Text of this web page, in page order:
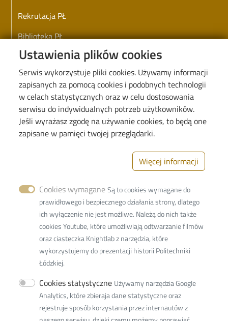
Ustawienia plików cookies
Serwis wykorzystuje pliki cookies. Używamy informacji
zapisanych za pomocą cookies i podobnych technologii
w celach statystycznych oraz w celu dostosowania
serwisu do indywidualnych potrzeb użytkowników.
Jeśli wyrażasz zgodę na używanie cookies, to będą one
zapisane w pamięci twojej przeglądarki.
Więcej informacji
Cookies wymagane Są to cookies wymagane do
prawidłowego i bezpiecznego działania strony, dlatego
ich wyłączenie nie jest możliwe. Należą do nich także
cookies Youtube, które umożliwiają odtwarzanie filmów
oraz ciasteczka Knightlab z narzędzia, które
wykorzystujemy do prezentacji historii Politechniki
Łódzkiej.
Cookies statystyczne Używamy narzędzia Google
Analytics, które zbieraja dane statystyczne oraz
rejestruje sposób korzystania przez internautów z
Image
Politechnika Łódzka
Wydział Fizyki Technicznej, Informatyki
i Matematyki Stosowanej
ul. Wólczańska 215
93-005 Łódź
tel: 042 631 36 00
mail: w-7@adm.p.lodz.pl
NIP:727 002 18 95
Adres ePUAP: /PolitLodz/W7
Rekrutacja PŁ
Biblioteka PŁ
Koronawirus - informacje i zarządzenia PŁ
Deklaracja dostępności cyfrowej